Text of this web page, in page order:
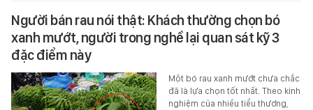
Người bán rau nói thật: Khách thường chọn bó
xanh mướt, người trong nghề lại quan sát kỹ 3
đặc điểm này
Một bó rau xanh mướt chưa chắc
đã là lựa chọn tốt nhất. Theo kinh
nghiệm của nhiều tiểu thương,